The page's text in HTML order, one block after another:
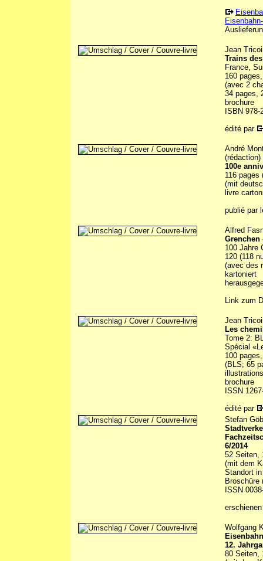
Jean
Trains
France,
160
(avec 2
34 pages,
brochure
ISBN 978-
édité par
André
(rédaction)
100e
116
(mit
livre
publié par
Alfred
Grenchen
100 Jahre
120 (118
(avec des
kartoniert
Link zum
Jean
Les
Tome 2:
Spécial
100
(BLS; 65
brochure
ISSN
édité par
Stefan
6/2014
52 Seiten,
(mit dem
Standort
Broschüre
ISSN
Wolfgang
12.
80 Seiten,